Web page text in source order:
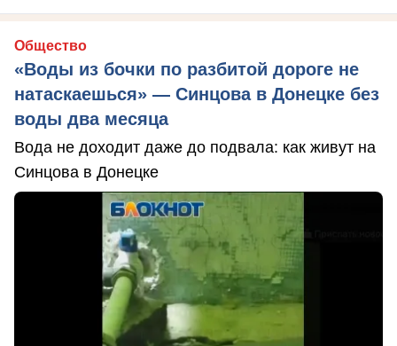
Общество
«Воды из бочки по разбитой дороге не
натаскаешься» — Синцова в Донецке без
воды два месяца
Вода не доходит даже до подвала: как живут на
Синцова в Донецке